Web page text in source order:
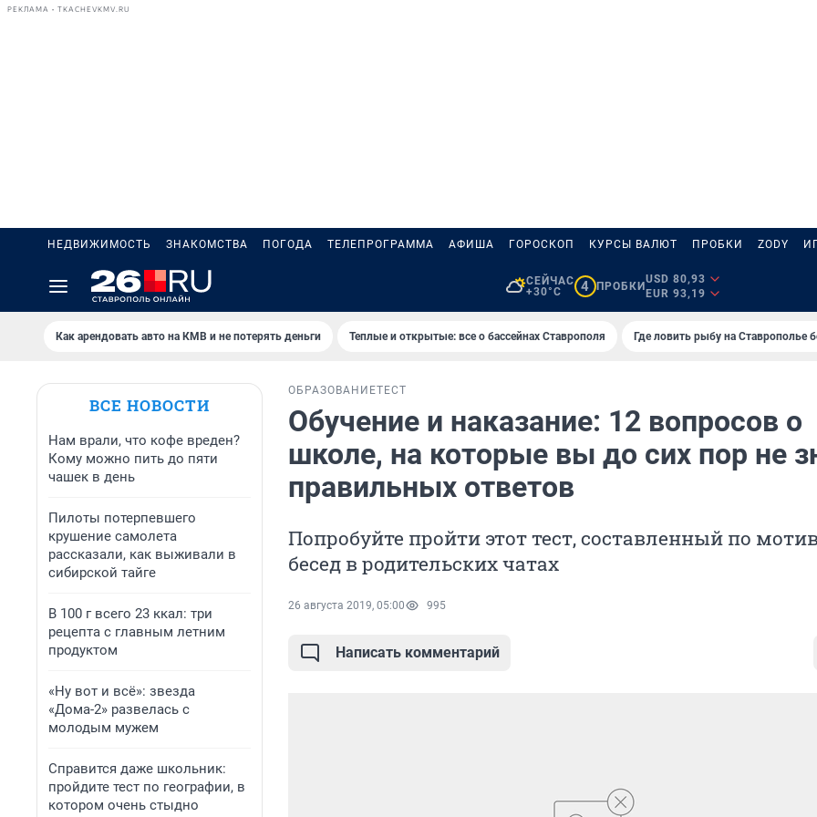
РЕКЛАМА • TKACHEVKMV.RU
НЕДВИЖИМОСТЬ ЗНАКОМСТВА ПОГОДА ТЕЛЕПРОГРАММА АФИША ГОРОСКОП КУРСЫ ВАЛЮТ ПРОБКИ ZODY
СЕЙЧАС
+30°C
4 ПРОБКИ
USD 80,93
EUR 93,19
Как арендовать авто на КМВ и не потерять деньги Теплые и открытые: все о бассейнах Ставрополя Где ловить рыбу на Ставрополье
ВСЕ НОВОСТИ
Нам врали, что кофе вреден?
Кому можно пить до пяти
чашек в день
Пилоты потерпевшего
крушение самолета
рассказали, как выживали в
сибирской тайге
В 100 г всего 23 ккал: три
рецепта с главным летним
продуктом
«Ну вот и всё»: звезда
«Дома-2» развелась с
молодым мужем
Справится даже школьник:
пройдите тест по географии, в
котором очень стыдно
ОБРАЗОВАНИЕТЕСТ
Обучение и наказание: 12 вопросов о
школе, на которые вы до сих пор не
правильных ответов
Попробуйте пройти этот тест, составленный по
бесед в родительских чатах
26 августа 2019, 05:00 995
Написать комментарий